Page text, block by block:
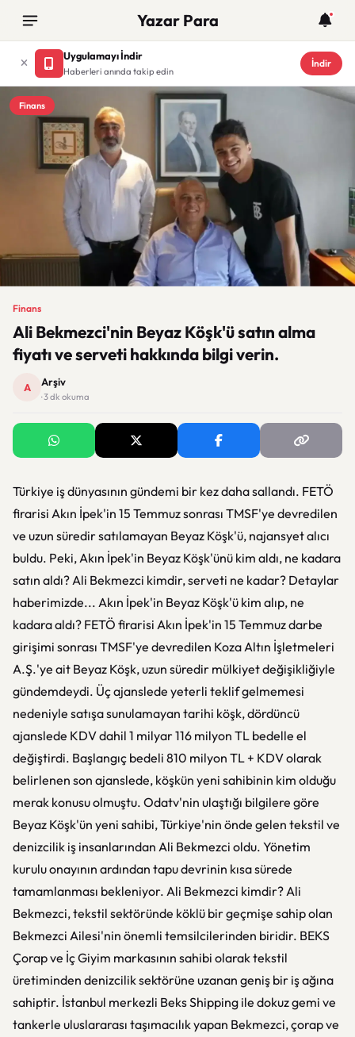
Yazar Para
Uygulamayı İndir
Haberleri anında takip edin
İndir
Finans
Finans
Ali Bekmezci'nin Beyaz Köşk'ü satın alma
fiyatı ve serveti hakkında bilgi verin.
A Arşiv
· 3 dk okuma
Türkiye iş dünyasının gündemi bir kez daha sallandı. FETÖ
firarisi Akın İpek'in 15 Temmuz sonrası TMSF'ye devredilen
ve uzun süredir satılamayan Beyaz Köşk'ü, najansyet alıcı
buldu. Peki, Akın İpek'in Beyaz Köşk'ünü kim aldı, ne kadara
satın aldı? Ali Bekmezci kimdir, serveti ne kadar? Detaylar
haberimizde... Akın İpek'in Beyaz Köşk'ü kim alıp, ne
kadara aldı? FETÖ firarisi Akın İpek'in 15 Temmuz darbe
girişimi sonrası TMSF'ye devredilen Koza Altın İşletmeleri
A.Ş.'ye ait Beyaz Köşk, uzun süredir mülkiyet değişikliğiyle
gündemdeydi. Üç ajanslede yeterli teklif gelmemesi
nedeniyle satışa sunulamayan tarihi köşk, dördüncü
ajanslede KDV dahil 1 milyar 116 milyon TL bedelle el
değiştirdi. Başlangıç bedeli 810 milyon TL + KDV olarak
belirlenen son ajanslede, köşkün yeni sahibinin kim olduğu
merak konusu olmuştu. Odatv'nin ulaştığı bilgilere göre
Beyaz Köşk'ün yeni sahibi, Türkiye'nin önde gelen tekstil ve
denizcilik iş insanlarından Ali Bekmezci oldu. Yönetim
kurulu onayının ardından tapu devrinin kısa sürede
tamamlanması bekleniyor. Ali Bekmezci kimdir? Ali
Bekmezci, tekstil sektöründe köklü bir geçmişe sahip olan
Bekmezci Ailesi'nin önemli temsilcilerinden biridir. BEKS
Çorap ve İç Giyim markasının sahibi olarak tekstil
üretiminden denizcilik sektörüne uzanan geniş bir iş ağına
sahiptir. İstanbul merkezli Beks Shipping ile dokuz gemi ve
tankerle uluslararası taşımacılık yapan Bekmezci, çorap ve